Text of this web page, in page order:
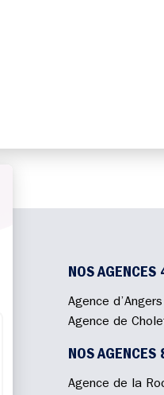
NOS AGENCES
Agence d’Angers
Agence de
NOS AGENCES
Agence de la